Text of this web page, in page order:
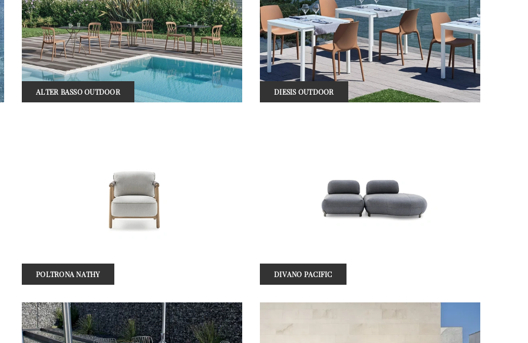
ALTER BASSO OUTDOOR DIESIS OUTDOOR
POLTRONA NATHY DIVANO PACIFIC